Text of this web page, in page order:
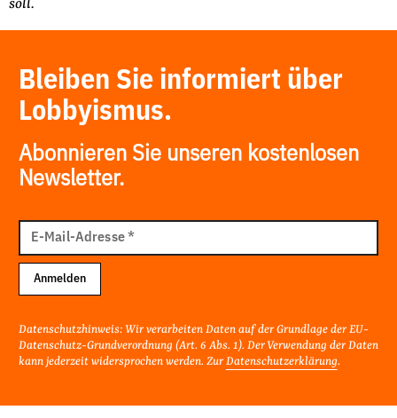
soll.
Bleiben Sie informiert über
Lobbyismus.
Abonnieren Sie unseren kostenlosen
Newsletter.
Mail
Adresse
E-Mail-Adresse*
Anmelden
Datenschutzhinweis: Wir verarbeiten Daten auf der Grundlage der EU-
Datenschutz-Grundverordnung (Art. 6 Abs. 1). Der Verwendung der Daten
kann jederzeit widersprochen werden. Zur Datenschutzerklärung.